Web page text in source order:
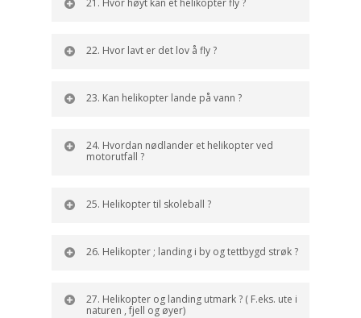
22. Hvor lavt er det lov å fly ?
23. Kan helikopter lande på vann ?
24. Hvordan nødlander et helikopter ved
motorutfall ?
25. Helikopter til skoleball ?
26. Helikopter ; landing i by og tettbygd strøk ?
27. Helikopter og landing utmark ? ( F.eks. ute i
naturen , fjell og øyer)